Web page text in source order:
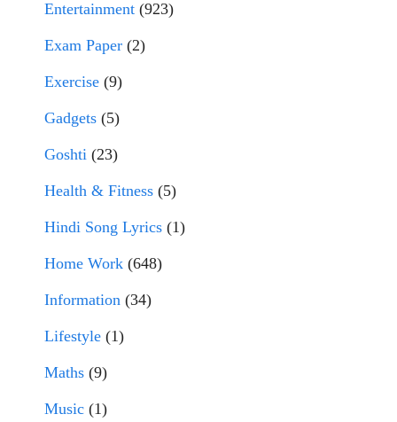
Entertainment (923)
Exam Paper (2)
Exercise (9)
Gadgets (5)
Goshti (23)
Health & Fitness (5)
Hindi Song Lyrics (1)
Home Work (648)
Information (34)
Lifestyle (1)
Maths (9)
Music (1)